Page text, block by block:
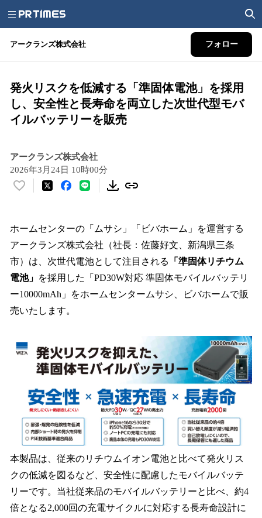
アークランズ株式会社 フォロー
発火リスクを低減する「準固体電池」を採用
し、安全性と長寿命を両立した次世代型モバ
イルバッテリーを販売
アークランズ株式会社
2026年3月24日 10時00分
い
！
読
み
込
中
ホームセンターの「ムサシ」「ビバホーム」を運営する
アークランズ株式会社（社長：佐藤好文、新潟県三条
市）は、次世代電池として注目される
「準固体リチウム
電池」 を採用した「PD30W対応 準固体モバイルバッテリ
ー10000mAh」をホームセンタームサシ、ビバホームで販
売いたします。
本製品は、従来のリチウムイオン電池と比べて発火リス
クの低減を図るなど、安全性に配慮したモバイルバッテ
リーです。当社従来品のモバイルバッテリーと比べ、約4
倍となる2,000回の充電サイクルに対応する長寿命設計に